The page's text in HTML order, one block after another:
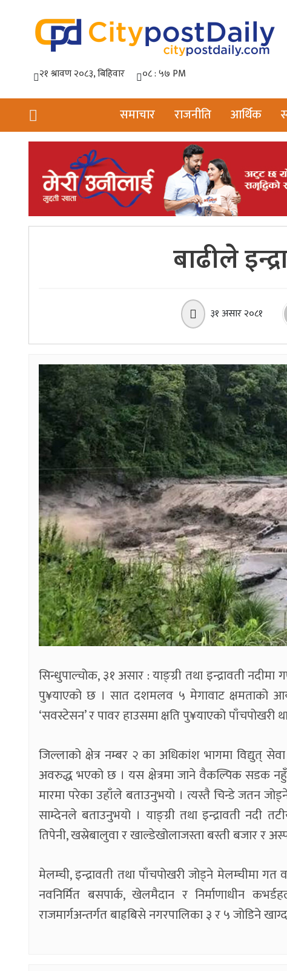
समाचार राजनीति आर्थिक
बाढीले
३१ असार २०८१
सिन्धुपाल्चोक, ३१ असार : याङ्ग्री तथा इन्द्रावती
पु¥याएको छ । सात दशमलव ५ मेगावाट क्षमताको
‘सवस्टेसन’ र पावर हाउसमा क्षति पु¥याएको पाँचपोखरी
जिल्लाको क्षेत्र नम्बर २ का अधिकांश भागमा
अवरुद्ध भएको छ । यस क्षेत्रमा जाने वैकल्पिक सडक
मारमा परेका उहाँले बताउनुभयो । त्यस्तै चिन्डे जतन
साम्देनले बताउनुभयो । याङ्ग्री तथा इन्द्रावती नदी
तिपेनी, खस्रेबालुवा र खाल्डेखोलाजस्ता बस्ती बजार र
मेलम्ची, इन्द्रावती तथा पाँचपोखरी जोड्ने मेलम्चीमा
नवनिर्मित बसपार्क, खेलमैदान र निर्माणाधीन
राजमार्गअन्तर्गत बाह्रबिसे नगरपालिका ३ र ५ जोडिने